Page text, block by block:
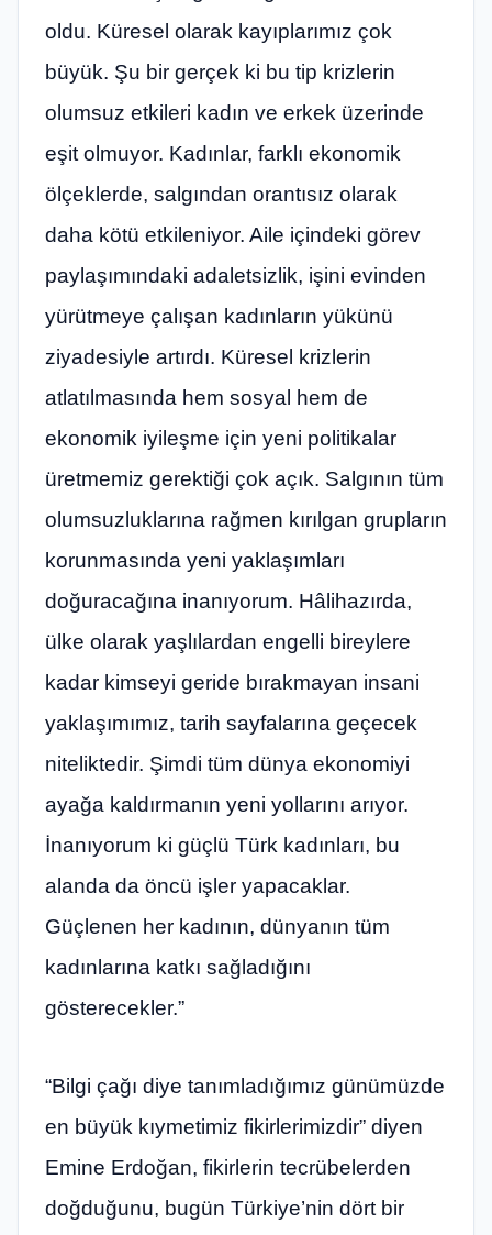
oldu. Küresel olarak kayıplarımız çok
büyük. Şu bir gerçek ki bu tip krizlerin
olumsuz etkileri kadın ve erkek üzerinde
eşit olmuyor. Kadınlar, farklı ekonomik
ölçeklerde, salgından orantısız olarak
daha kötü etkileniyor. Aile içindeki görev
paylaşımındaki adaletsizlik, işini evinden
yürütmeye çalışan kadınların yükünü
ziyadesiyle artırdı. Küresel krizlerin
atlatılmasında hem sosyal hem de
ekonomik iyileşme için yeni politikalar
üretmemiz gerektiği çok açık. Salgının tüm
olumsuzluklarına rağmen kırılgan grupların
korunmasında yeni yaklaşımları
doğuracağına inanıyorum. Hâlihazırda,
ülke olarak yaşlılardan engelli bireylere
kadar kimseyi geride bırakmayan insani
yaklaşımımız, tarih sayfalarına geçecek
niteliktedir. Şimdi tüm dünya ekonomiyi
ayağa kaldırmanın yeni yollarını arıyor.
İnanıyorum ki güçlü Türk kadınları, bu
alanda da öncü işler yapacaklar.
Güçlenen her kadının, dünyanın tüm
kadınlarına katkı sağladığını
gösterecekler.”
“Bilgi çağı diye tanımladığımız günümüzde
en büyük kıymetimiz fikirlerimizdir” diyen
Emine Erdoğan, fikirlerin tecrübelerden
doğduğunu, bugün Türkiye’nin dört bir